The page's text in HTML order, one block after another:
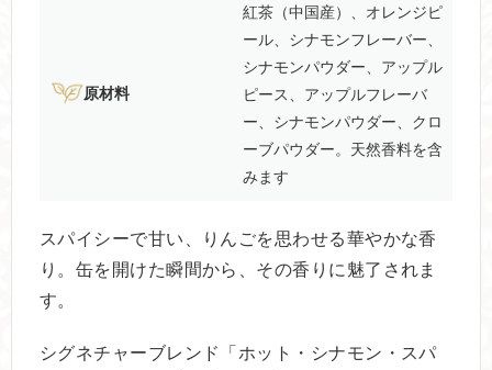
原材料
紅茶（中国産）、オレンジピ
ール、シナモンフレーバー、
シナモンパウダー、アップル
ピース、アップルフレーバ
ー、シナモンパウダー、クロ
ーブパウダー。天然香料を含
みます
スパイシーで甘い、りんごを思わせる華やかな香
り。缶を開けた瞬間から、その香りに魅了されま
す。
シグネチャーブレンド「ホット・シナモン・スパ